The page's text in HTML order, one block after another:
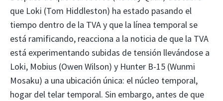
que Loki (Tom Hiddleston) ha estado pasando el
tiempo dentro de la TVA y que la línea temporal se
está ramificando, reacciona a la noticia de que la TVA
está experimentando subidas de tensión llevándose a
Loki, Mobius (Owen Wilson) y Hunter B-15 (Wunmi
Mosaku) a una ubicación única: el núcleo temporal,
hogar del telar temporal. Sin embargo, antes de que